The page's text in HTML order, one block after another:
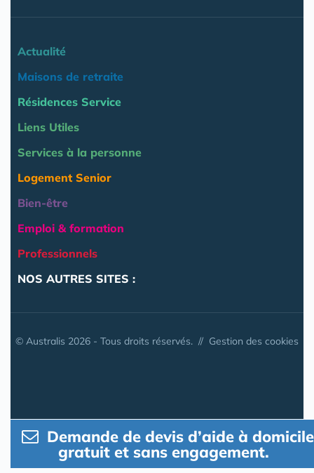
Actualité
Maisons de retraite
Résidences Service
Liens Utiles
Services à la personne
Logement Senior
Bien-être
Emploi & formation
Professionnels
NOS AUTRES SITES :
© Australis 2026 - Tous droits réservés. // Gestion des cookies
Demande de devis d’aide à domicile
gratuit et sans engagement.